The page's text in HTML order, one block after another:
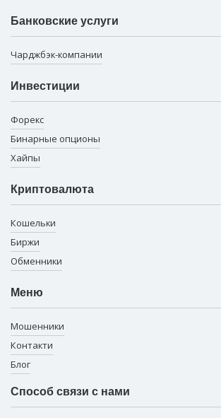
Банковские услуги
Чарджбэк-компании
Инвестиции
Форекс
Бинарные опционы
Хайпы
Криптовалюта
Кошельки
Биржи
Обменники
Меню
Мошенники
Контакти
Блог
Способ связи с нами